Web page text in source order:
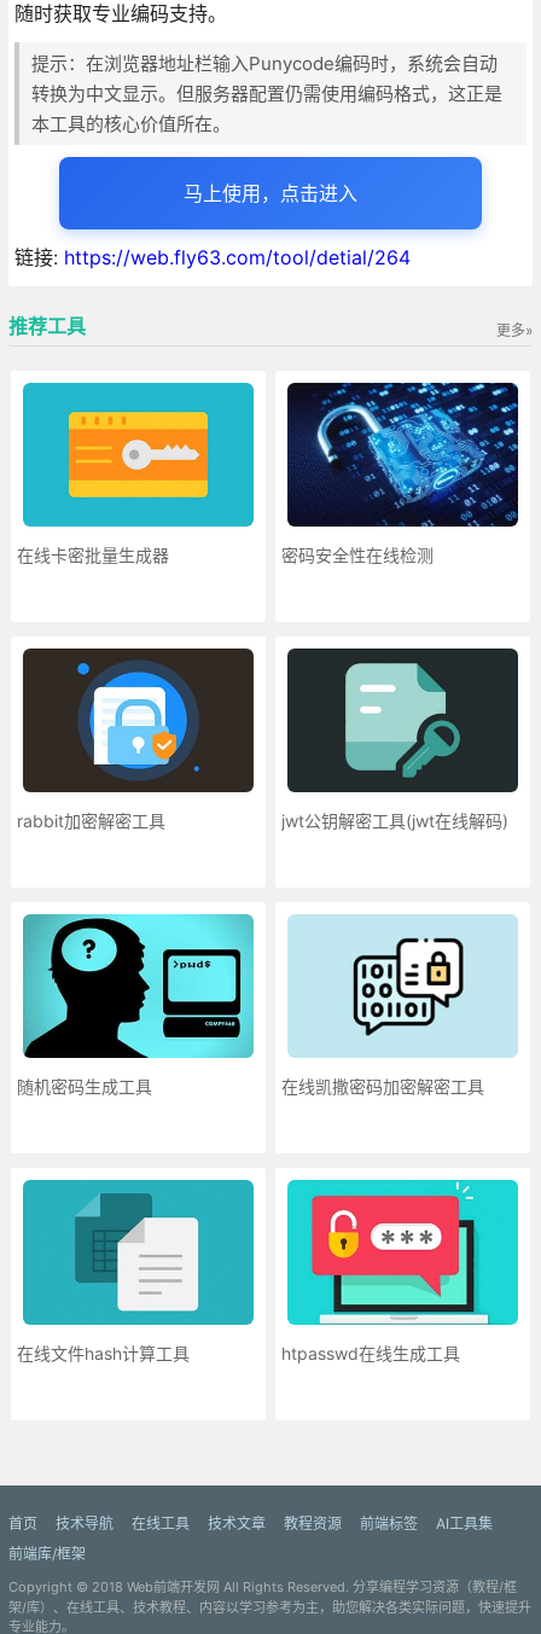
随时获取专业编码支持。
提示：在浏览器地址栏输入Punycode编码时，系统会自动
转换为中文显示。但服务器配置仍需使用编码格式，这正是
本工具的核心价值所在。
马上使用，点击进入
链接: https://web.fly63.com/tool/detial/264
推荐工具 更多»
在线卡密批量生成器 密码安全性在线检测
rabbit加密解密工具 jwt公钥解密工具(jwt在线解码)
随机密码生成工具 在线凯撒密码加密解密工具
在线文件hash计算工具 htpasswd在线生成工具
首页 技术导航 在线工具 技术文章 教程资源 前端标签
AI工具集
前端库/框架